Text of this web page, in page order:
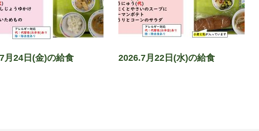
月24日(金)の給食 2026.7月22日(水)の給食